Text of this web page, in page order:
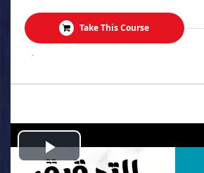
Take This Course
.
Play